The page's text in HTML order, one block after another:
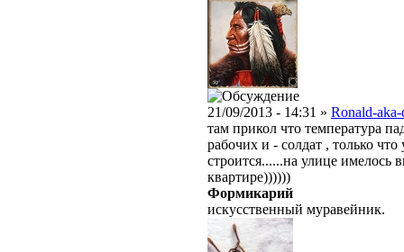
21/09/2013 - 14:31 » Ronald-aka-
там прикол что температура
рабочих и - солдат , только
строится......на улице имелось
квартире))))))
Формикарий
искусственный муравейник.